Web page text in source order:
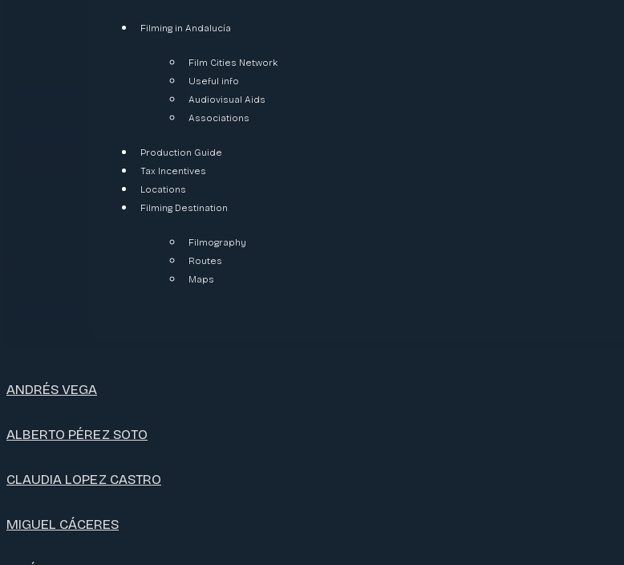
Filming in Andalucía
Film Cities Network
Useful info
Audiovisual Aids
Associations
Production Guide
Tax Incentives
Locations
Filming Destination
Filmography
Routes
Maps
ANDRÉS VEGA
ALBERTO PÉREZ SOTO
CLAUDIA LOPEZ CASTRO
MIGUEL CÁCERES